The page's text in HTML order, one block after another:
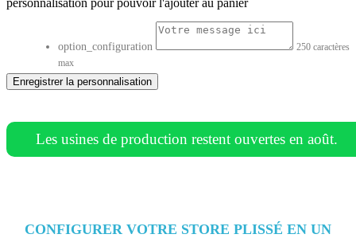
personnalisation pour pouvoir l'ajouter au panier
option_configuration
250 caractères
max
Enregistrer la personnalisation
Les usines de production restent ouvertes en août.
CONFIGURER VOTRE STORE PLISSÉ EN UN